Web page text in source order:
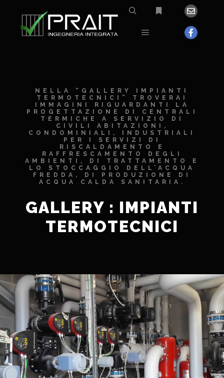
NELLA “GALLERY IMPIANTI
TERMOTECNICI” TROVERAI
IMMAGINI RIGUARDANTI LA
PROGETTAZIONE DI CENTRALI
TERMICHE A SERVIZIO DI
CIVILI ABITAZIONI,
CONDOMINIALI, INDUSTRIALI
PER I SERVIZI DI
RISCALDAMENTO E
RAFFRESCAMENTO DEGLI
AMBIENTI, DI TRATTAMENTO E
LO STOCCAGGIO DELL’ACQUA
FREDDA, DI PRODUZIONE DI
ACQUA CALDA SANITARIA.
GALLERY : IMPIANTI
TERMOTECNICI